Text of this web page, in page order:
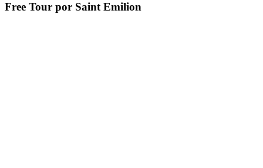
Free Tour por Saint Emilion